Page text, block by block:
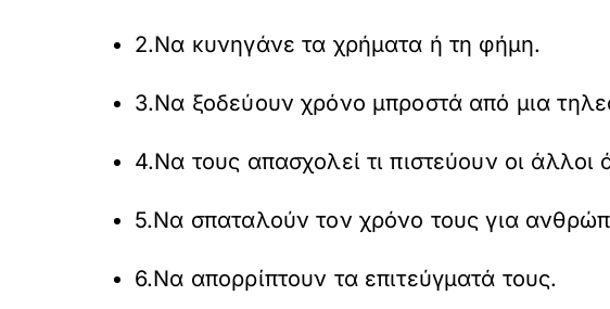
2.Να κυνηγάνε τα χρήματα ή τη φήμη.
3.Να ξοδεύουν χρόνο μπροστά από μια
4.Να τους απασχολεί τι πιστεύουν οι άλλοι
5.Να σπαταλούν τον χρόνο τους για
6.Να απορρίπτουν τα επιτεύγματά τους.